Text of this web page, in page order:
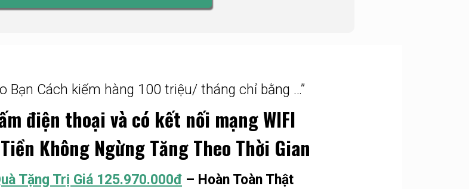
Bạn Cách kiếm hàng 100 triệu/ tháng chỉ bằng …”
điện thoại và có kết nối mạng WIFI
Không Ngừng Tăng Theo Thời Gian
Tặng Trị Giá 125.970.000đ – Hoàn Toàn Thật